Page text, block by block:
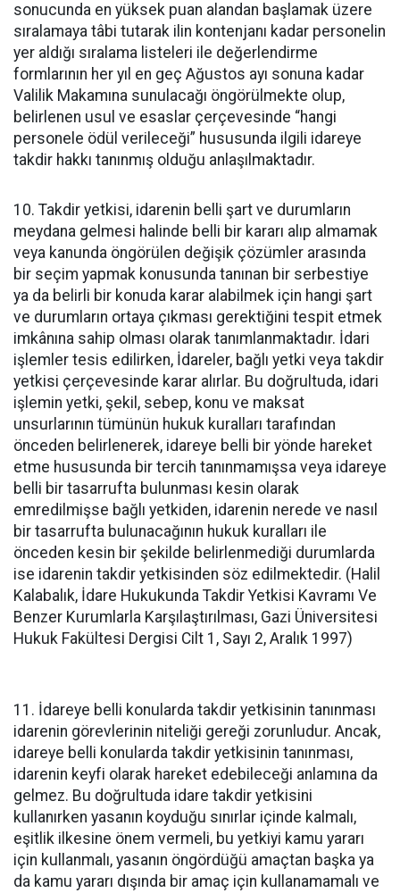
sonucunda en yüksek puan alandan başlamak üzere
sıralamaya tâbi tutarak ilin kontenjanı kadar personelin
yer aldığı sıralama listeleri ile değerlendirme
formlarının her yıl en geç Ağustos ayı sonuna kadar
Valilik Makamına sunulacağı öngörülmekte olup,
belirlenen usul ve esaslar çerçevesinde “hangi
personele ödül verileceği” hususunda ilgili idareye
takdir hakkı tanınmış olduğu anlaşılmaktadır.
10. Takdir yetkisi, idarenin belli şart ve durumların
meydana gelmesi halinde belli bir kararı alıp almamak
veya kanunda öngörülen değişik çözümler arasında
bir seçim yapmak konusunda tanınan bir serbestiye
ya da belirli bir konuda karar alabilmek için hangi şart
ve durumların ortaya çıkması gerektiğini tespit etmek
imkânına sahip olması olarak tanımlanmaktadır. İdari
işlemler tesis edilirken, İdareler, bağlı yetki veya takdir
yetkisi çerçevesinde karar alırlar. Bu doğrultuda, idari
işlemin yetki, şekil, sebep, konu ve maksat
unsurlarının tümünün hukuk kuralları tarafından
önceden belirlenerek, idareye belli bir yönde hareket
etme hususunda bir tercih tanınmamışsa veya idareye
belli bir tasarrufta bulunması kesin olarak
emredilmişse bağlı yetkiden, idarenin nerede ve nasıl
bir tasarrufta bulunacağının hukuk kuralları ile
önceden kesin bir şekilde belirlenmediği durumlarda
ise idarenin takdir yetkisinden söz edilmektedir. (Halil
Kalabalık, İdare Hukukunda Takdir Yetkisi Kavramı Ve
Benzer Kurumlarla Karşılaştırılması, Gazi Üniversitesi
Hukuk Fakültesi Dergisi Cilt 1, Sayı 2, Aralık 1997)
11. İdareye belli konularda takdir yetkisinin tanınması
idarenin görevlerinin niteliği gereği zorunludur. Ancak,
idareye belli konularda takdir yetkisinin tanınması,
idarenin keyfi olarak hareket edebileceği anlamına da
gelmez. Bu doğrultuda idare takdir yetkisini
kullanırken yasanın koyduğu sınırlar içinde kalmalı,
eşitlik ilkesine önem vermeli, bu yetkiyi kamu yararı
için kullanmalı, yasanın öngördüğü amaçtan başka ya
da kamu yararı dışında bir amaç için kullanamamalı ve